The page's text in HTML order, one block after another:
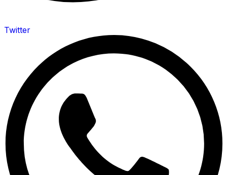
Twitter